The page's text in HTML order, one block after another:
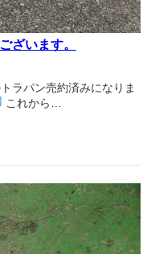
ざいます。
ラパン売約済みになりま
これから…